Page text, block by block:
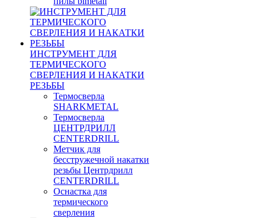
ИНСТРУМЕНТ ДЛЯ
ТЕРМИЧЕСКОГО
СВЕРЛЕНИЯ И НАКАТКИ
РЕЗЬБЫ
Термосверла
SHARKMETAL
Термосверла
ЦЕНТРДРИЛЛ
CENTERDRILL
Метчик для
бесстружечной накатки
резьбы Центрдрилл
CENTERDRILL
Оснастка для
термического
сверления